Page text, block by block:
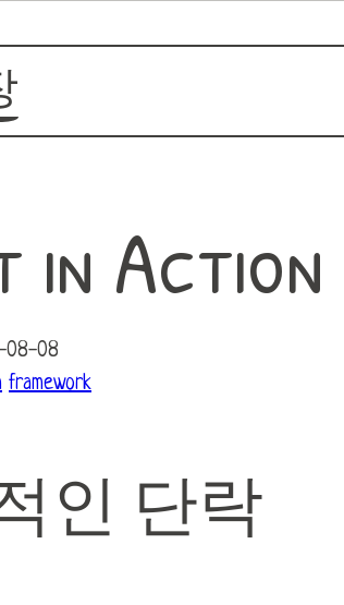
in Action
08-08
framework
인 단락